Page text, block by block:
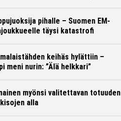
pihalle – Suomen EM-
täysi katastrofi
keihäs hylättiin –
meni nurin: ”Älä helkkari”
myönsi valitettavan totuuden
alla